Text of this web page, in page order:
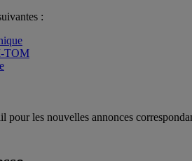
:
TOM
pour les nouvelles annonces